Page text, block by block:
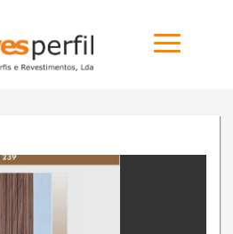
Home
Produtos
Novidades